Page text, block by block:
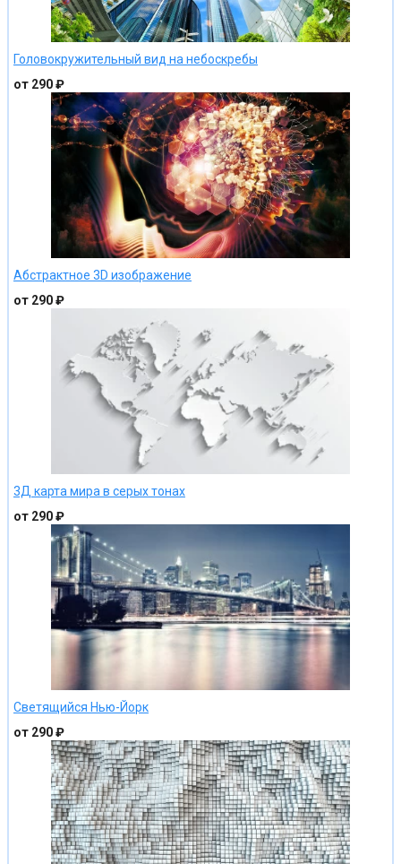
Головокружительный вид на небоскребы
от 290 ₽
Абстрактное 3D изображение
от 290 ₽
3Д карта мира в серых тонах
от 290 ₽
Светящийся Нью-Йорк
от 290 ₽